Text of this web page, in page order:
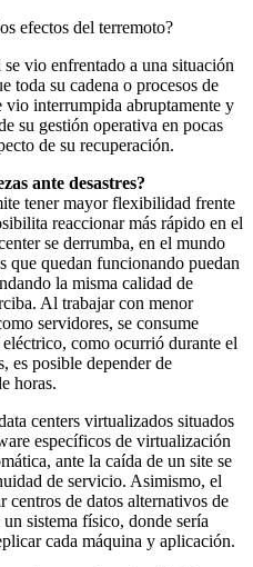
efectos del terremoto?
vio enfrentado a una situación
toda su cadena o procesos de
vio interrumpida abruptamente y
su gestión operativa en pocas
de su recuperación.
ante desastres?
tener mayor flexibilidad frente
reaccionar más rápido en el
se derrumba, en el mundo
que quedan funcionando puedan
la misma calidad de
Al trabajar con menor
servidores, se consume
como ocurrió durante el
es posible depender de
horas.
centers virtualizados situados
específicos de virtualización
ante la caída de un site se
de servicio. Asimismo, el
de datos alternativos de
sistema físico, donde sería
cada máquina y aplicación.